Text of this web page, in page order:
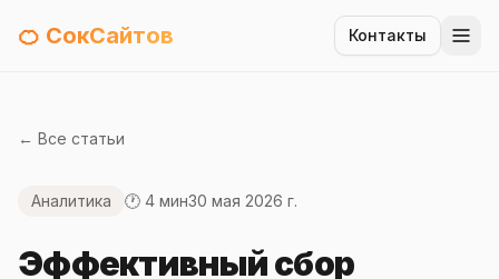
🍊 СокСайтов Контакты
← Все статьи
Аналитика 🕐 4 мин30 мая 2026 г.
Эффективный сбор